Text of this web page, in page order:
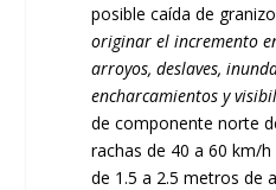
posible caída de
originar el incremento
arroyos, deslaves,
encharcamientos y
de componente norte
rachas de 40 a 60 km/
de 1.5 a 2.5 metros de